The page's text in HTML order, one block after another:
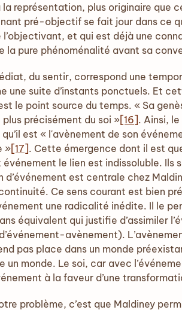
représentation, plus originaire
pré-objectif se fait jour dans ce
l’objectivant, et qui est déjà une
la pure phénoménalité avant sa
du sentir, correspond une
suite d’instants ponctuels. Et
le point source du temps. « Sa
précisément du soi »[16]. Ainsi,
est « l'avènement de son
»[17]. Cette émergence dont il est
le lien est indissoluble.
d’événement est centrale chez
Ce sens courant est bien
une radicalité inédite. Il le
équivalent qui justifie d’assimiler
avènement).
pas place dans un monde
un monde. Le soi, car avec
à la faveur d’une
problème, c’est que Maldiney